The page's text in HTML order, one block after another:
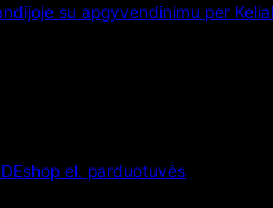
su apgyvendinimu per
el. parduotuvės